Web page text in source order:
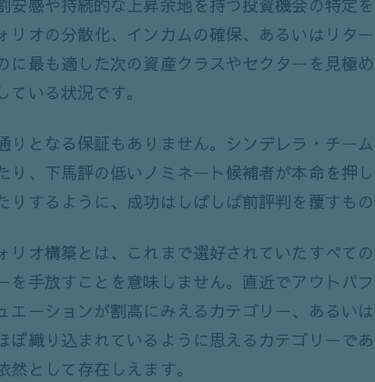
安感や持続的な上昇余地を持つ投資機会の特定
リオの分散化、インカムの確保、あるいはリタ
に最も適した次の資産クラスやセクターを見極め
ている状況です。
りとなる保証もありません。シンデレラ・チーム
り、下馬評の低いノミネート候補者が本命を押
りするように、成功はしばしば前評判を覆すもの
リオ構築とは、これまで選好されていたすべて
を手放すことを意味しません。直近でアウトパ
エーションが割高にみえるカテゴリー、あるい
ぼ織り込まれているように思えるカテゴリーで
然として存在しえます。